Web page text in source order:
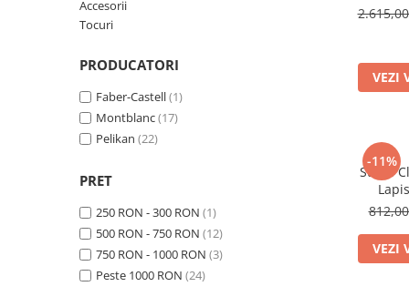
Private Reserve Ink
Standardgraph
Seturi Cross Bailey Light
Seturi Cross ATX
Seturi Cross Calais
Seturi Sheaffer
Seturi Sheaffer 100
Seturi Taramis
Seturi Waterman
Seturi Hemisphere
Seturi Pilot
Accesorii
Tocuri
PRODUCATORI
Faber-Castell(1)
Montblanc(17)
Pelikan (22)
PRET
250 RON - 300 RON (1)
500 RON - 750 RON (12)
750 RON - 1000 RON (3)
Peste 1000 RON (24)
VEZI
-11%
Stilou
VEZI